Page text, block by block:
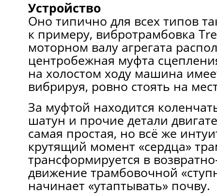
Устройство
Оно типично для всех типов
к примеру, вибротрамбовка
моторном валу агрегата
центробежная муфта
на холостом ходу машина
вибрируя, ровно стоять на
За муфтой находится
шатун и прочие детали
самая простая, но всё же
крутящий момент «сердца»
трансформируется в
движение трамбовочной
начинает «утаптывать» почву.